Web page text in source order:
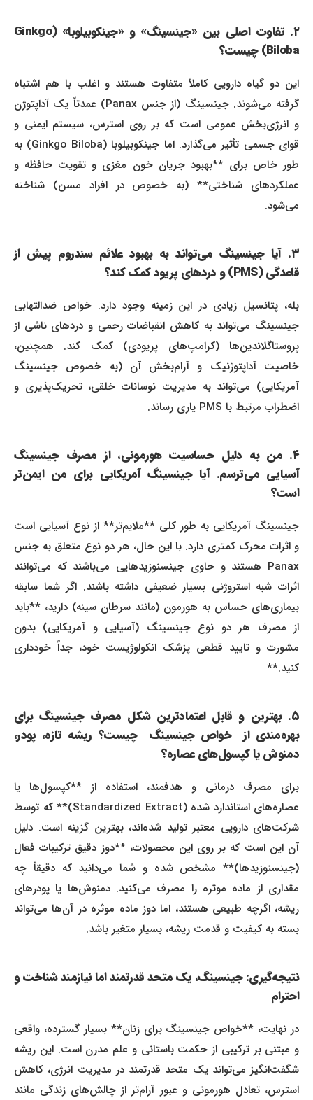
۲. تفاوت اصلی بین «جینسینگ» و «جینکوبیلوبا» (Ginkgo
Biloba) چیست؟
این دو گیاه دارویی کاملاً متفاوت هستند و اغلب با هم اشتباه
گرفته می‌شوند. جینسینگ (از جنس Panax) عمدتاً یک آداپتوژن
و انرژی‌بخش عمومی است که بر روی استرس، سیستم ایمنی و
قوای جسمی تأثیر می‌گذارد. اما جینکوبیلوبا (Ginkgo Biloba) به
طور خاص برای **بهبود جریان خون مغزی و تقویت حافظه و
عملکردهای شناختی** (به خصوص در افراد مسن) شناخته
می‌شود.
۳. آیا جینسینگ می‌تواند به بهبود علائم سندروم پیش از
قاعدگی (PMS) و دردهای پریود کمک کند؟
بله، پتانسیل زیادی در این زمینه وجود دارد. خواص ضدالتهابی
جینسینگ می‌تواند به کاهش انقباضات رحمی و دردهای ناشی از
پروستاگلاندین‌ها (کرامپ‌های پریودی) کمک کند. همچنین،
خاصیت آداپتوژنیک و آرام‌بخش آن (به خصوص جینسینگ
آمریکایی) می‌تواند به مدیریت نوسانات خلقی، تحریک‌پذیری و
اضطراب مرتبط با PMS یاری رساند.
۴. من به دلیل حساسیت هورمونی، از مصرف جینسینگ
آسیایی می‌ترسم. آیا جینسینگ آمریکایی برای من ایمن‌تر
است؟
جینسینگ آمریکایی به طور کلی **ملایم‌تر** از نوع آسیایی است
و اثرات محرک کمتری دارد. با این حال، هر دو نوع متعلق به جنس
Panax هستند و حاوی جینسنوزیدهایی می‌باشند که می‌توانند
اثرات شبه استروژنی بسیار ضعیفی داشته باشند. اگر شما سابقه
بیماری‌های حساس به هورمون (مانند سرطان سینه) دارید، **باید
از مصرف هر دو نوع جینسینگ (آسیایی و آمریکایی) بدون
مشورت و تایید قطعی پزشک انکولوژیست خود، جداً خودداری
کنید.**
۵. بهترین و قابل اعتمادترین شکل مصرف جینسینگ برای
بهره‌مندی از خواص جینسینگ چیست؟ ریشه تازه، پودر،
دمنوش یا کپسول‌های عصاره؟
برای مصرف درمانی و هدفمند، استفاده از **کپسول‌ها یا
عصاره‌های استاندارد شده (Standardized Extract)** که توسط
شرکت‌های دارویی معتبر تولید شده‌اند، بهترین گزینه است. دلیل
آن این است که بر روی این محصولات، **دوز دقیق ترکیبات فعال
(جینسنوزیدها)** مشخص شده و شما می‌دانید که دقیقاً چه
مقداری از ماده موثره را مصرف می‌کنید. دمنوش‌ها یا پودرهای
ریشه، اگرچه طبیعی هستند، اما دوز ماده موثره در آن‌ها می‌تواند
بسته به کیفیت و قدمت ریشه، بسیار متغیر باشد.
نتیجه‌گیری: جینسینگ، یک متحد قدرتمند اما نیازمند شناخت و
احترام
در نهایت، **خواص جینسینگ برای زنان** بسیار گسترده، واقعی
و مبتنی بر ترکیبی از حکمت باستانی و علم مدرن است. این ریشه
شگفت‌انگیز می‌تواند یک متحد قدرتمند در مدیریت انرژی، کاهش
استرس، تعادل هورمونی و عبور آرام‌تر از چالش‌های زندگی مانند